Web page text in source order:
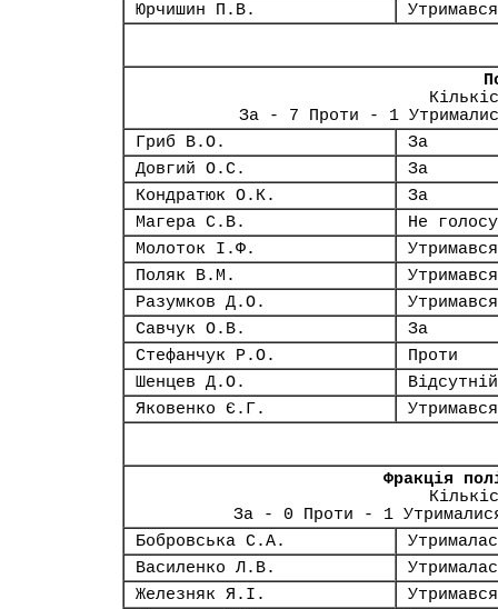
Юрчишин П.В.
Утримався
За - 7 Проти - 1
Гриб В.О.
За
Довгий О.С.
За
Кондратюк О.К.
За
Магера С.В.
Не
Молоток І.Ф.
Утримався
Поляк В.М.
Утримався
Разумков Д.О.
Утримався
Савчук О.В.
За
Стефанчук Р.О.
Проти
Шенцев Д.О.
Відсутній
Яковенко Є.Г.
Утримався
Фракція
За - 0 Проти - 1
Бобровська С.А.
Василенко Л.В.
Железняк Я.І.
Утримався